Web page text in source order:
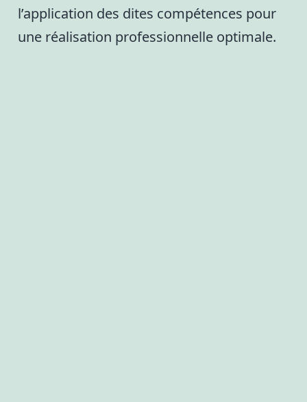
l’application des dites compétences pour
une réalisation professionnelle optimale.